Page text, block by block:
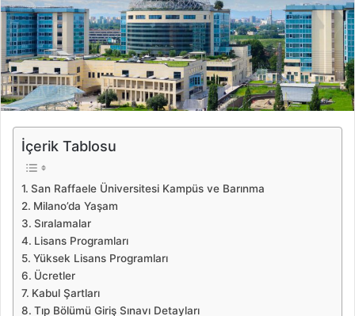
İçerik Tablosu
San Raffaele Üniversitesi Kampüs ve Barınma
Milano’da Yaşam
Sıralamalar
Lisans Programları
Yüksek Lisans Programları
Ücretler
Kabul Şartları
Tıp Bölümü Giriş Sınavı Detayları